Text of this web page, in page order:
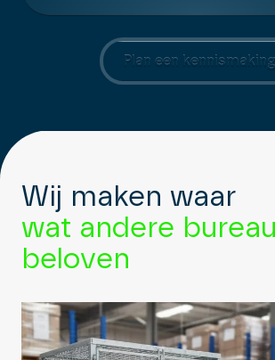
Plan een kennismaking
Wij maken waar
wat andere
beloven